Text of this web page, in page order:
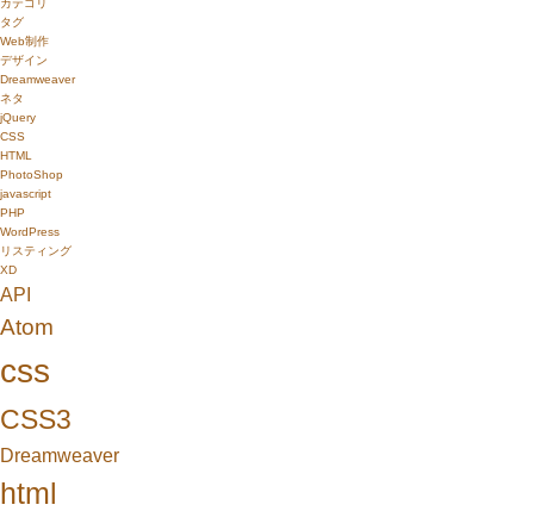
カテゴリ
タグ
Web制作
デザイン
Dreamweaver
ネタ
jQuery
CSS
HTML
PhotoShop
javascript
PHP
WordPress
リスティング
XD
API
Atom
css
CSS3
Dreamweaver
html